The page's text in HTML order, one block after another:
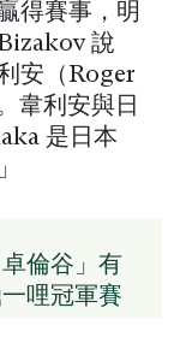
得賽事，明
說
安（Roger
韋利安與日
是日本
卓倫谷」有
哩冠軍賽